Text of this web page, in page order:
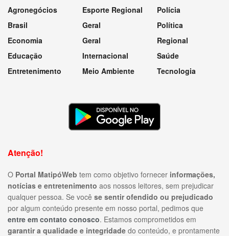
Agronegócios
Brasil
Economia
Educação
Entretenimento
Esporte Regional
Geral
Geral
Internacional
Meio Ambiente
Polícia
Política
Regional
Saúde
Tecnologia
Atenção!
O Portal MatipóWeb tem como objetivo fornecer informações,
notícias e entretenimento aos nossos leitores, sem prejudicar
qualquer pessoa. Se você se sentir ofendido ou prejudicado
por algum conteúdo presente em nosso portal, pedimos que
entre em contato conosco. Estamos comprometidos em
garantir a qualidade e integridade do conteúdo, e prontamente